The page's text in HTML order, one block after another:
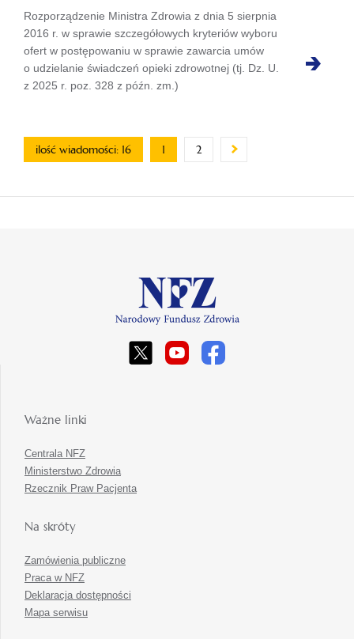
Rozporządzenie Ministra Zdrowia z dnia 5 sierpnia
2016 r. w sprawie szczegółowych kryteriów wyboru
ofert w postępowaniu w sprawie zawarcia umów
o udzielanie świadczeń opieki zdrowotnej (tj. Dz. U.
z 2025 r. poz. 328 z późn. zm.)
ilość wiadomości: 16 1 2
Ważne linki
Centrala NFZ
Ministerstwo Zdrowia
Rzecznik Praw Pacjenta
Na skróty
Zamówienia publiczne
Praca w NFZ
Deklaracja dostępności
Mapa serwisu